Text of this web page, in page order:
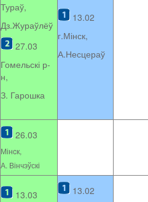
Тураў,
Дз.Жураўлёў
27.03
Гомельскі р-
н,
З. Гарошка
13.02
г.Мінск,
А.Несцераў
26.03
Мінcк,
А. Вінчэўскі
13.03
13.02